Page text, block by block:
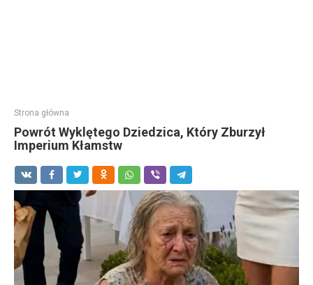
Strona główna
Powrót Wyklętego Dziedzica, Który Zburzył
Imperium Kłamstw